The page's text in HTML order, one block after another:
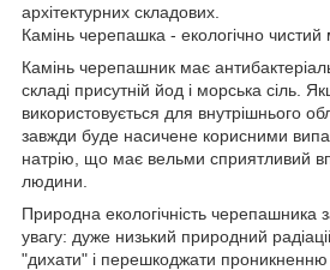
архітектурних складових.
Камінь черепашка - екологічно чистий
Камінь черепашник має
складі присутній йод і морська сіль.
використовується для внутрішнього
завжди буде насичене корисними
натрію, що має вельми сприятливий
людини.
Природна екологічність черепашника
увагу: дуже низький природний
"дихати" і перешкоджати проникненню